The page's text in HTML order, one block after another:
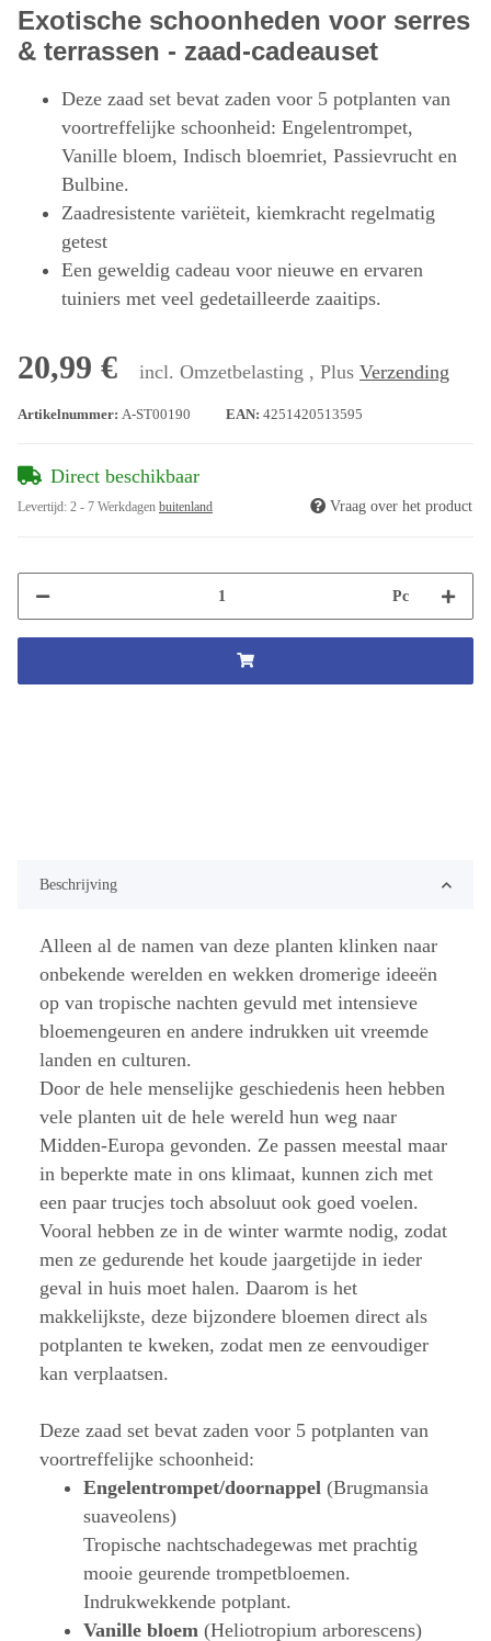
Exotische schoonheden voor serres
& terrassen - zaad-cadeauset
Deze zaad set bevat zaden voor 5 potplanten van
voortreffelijke schoonheid: Engelentrompet,
Vanille bloem, Indisch bloemriet, Passievrucht en
Bulbine.
Zaadresistente variëteit, kiemkracht regelmatig
getest
Een geweldig cadeau voor nieuwe en ervaren
tuiniers met veel gedetailleerde zaaitips.
20,99 € incl. Omzetbelasting , Plus Verzending
Artikelnummer: A-ST00190 EAN: 4251420513595
Direct beschikbaar
Levertijd: 2 - 7 Werkdagen buitenland Vraag over het product
Pc
Beschrijving
Alleen al de namen van deze planten klinken naar
onbekende werelden en wekken dromerige ideeën
op van tropische nachten gevuld met intensieve
bloemengeuren en andere indrukken uit vreemde
landen en culturen.
Door de hele menselijke geschiedenis heen hebben
vele planten uit de hele wereld hun weg naar
Midden-Europa gevonden. Ze passen meestal maar
in beperkte mate in ons klimaat, kunnen zich met
een paar trucjes toch absoluut ook goed voelen.
Vooral hebben ze in de winter warmte nodig, zodat
men ze gedurende het koude jaargetijde in ieder
geval in huis moet halen. Daarom is het
makkelijkste, deze bijzondere bloemen direct als
potplanten te kweken, zodat men ze eenvoudiger
kan verplaatsen.
Deze zaad set bevat zaden voor 5 potplanten van
voortreffelijke schoonheid:
Engelentrompet/doornappel (Brugmansia
suaveolens)
Tropische nachtschadegewas met prachtig
mooie geurende trompetbloemen.
Indrukwekkende potplant.
Vanille bloem (Heliotropium arborescens)